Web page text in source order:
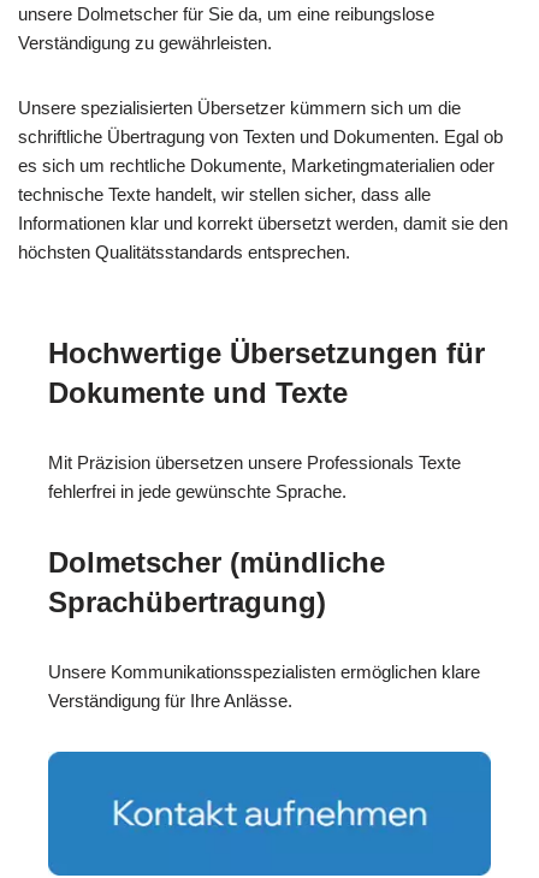
unsere Dolmetscher für Sie da, um eine reibungslose
Verständigung zu gewährleisten.
Unsere spezialisierten Übersetzer kümmern sich um die
schriftliche Übertragung von Texten und Dokumenten. Egal ob
es sich um rechtliche Dokumente, Marketingmaterialien oder
technische Texte handelt, wir stellen sicher, dass alle
Informationen klar und korrekt übersetzt werden, damit sie den
höchsten Qualitätsstandards entsprechen.
Hochwertige Übersetzungen für
Dokumente und Texte
Mit Präzision übersetzen unsere Professionals Texte
fehlerfrei in jede gewünschte Sprache.
Dolmetscher (mündliche
Sprachübertragung)
Unsere Kommunikationsspezialisten ermöglichen klare
Verständigung für Ihre Anlässe.